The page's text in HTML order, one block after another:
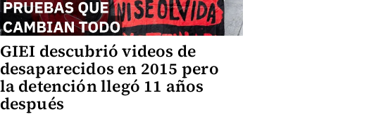
GIEI descubrió videos de
desaparecidos en 2015 pero
la detención llegó 11 años
después